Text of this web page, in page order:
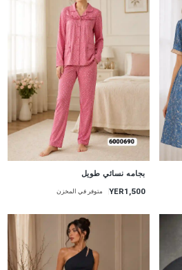
بجامه نسائي طويل
YER1,500 متوفر في المخزن